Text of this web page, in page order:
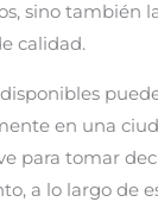
sino también
calidad.
en una
para tomar
a lo largo de